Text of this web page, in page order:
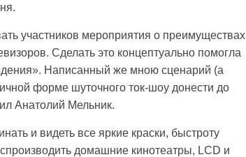
участников мероприятия о преимуществах
Сделать это концептуально помогла
Написанный же мною сценарий (а
форме шуточного ток-шоу донести до
Анатолий Мельник.
и видеть все яркие краски, быстроту
домашние кинотеатры, LCD и